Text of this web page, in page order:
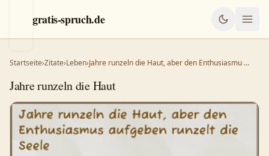
gratis-spruch.de
Startseite›Zitate›Leben›Jahre runzeln die Haut, aber den Enthusiasmu …
Jahre runzeln die Haut